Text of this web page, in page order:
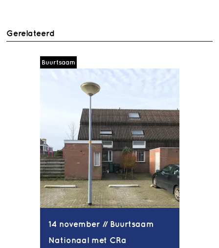
Gerelateerd
Buurtsaam
14 november // Buurtsaam
Nationaal met CRa